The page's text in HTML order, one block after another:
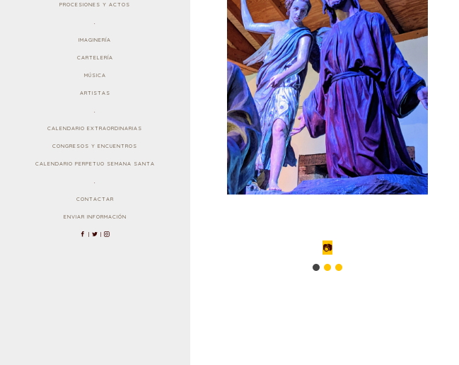
PROCESIONES Y ACTOS
.
IMAGINERÍA
CARTELERÍA
MÚSICA
ARTISTAS
.
CALENDARIO EXTRAORDINARIAS
CONGRESOS Y ENCUENTROS
CALENDARIO PERPETUO SEMANA SANTA
.
CONTACTAR
ENVIAR INFORMACIÓN
| |
📷